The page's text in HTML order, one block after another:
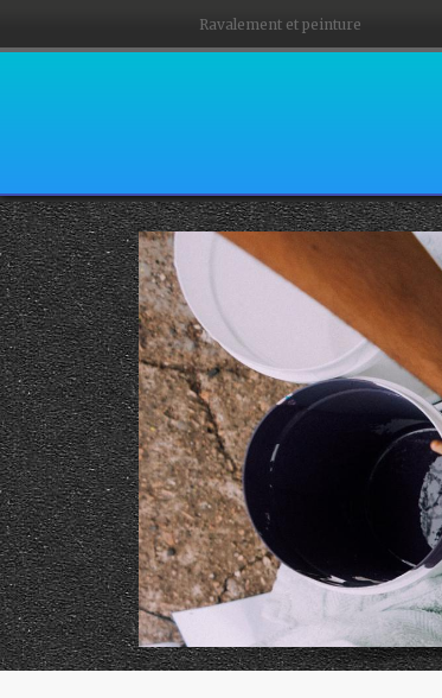
Ravalement et peinture